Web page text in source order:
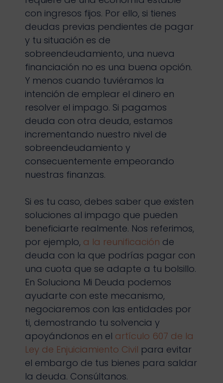
con ingresos fijos. Por ello, si tienes
deudas previas pendientes de pagar
y tu situación es de
sobreendeudamiento, una nueva
financiación no es una buena opción.
Y menos cuando tuviéramos la
intención de emplear el dinero en
resolver el impago. Si pagamos
deuda con otra deuda, estamos
incrementando nuestro nivel de
sobreendeudamiento y
consecuentemente empeorando
nuestras finanzas.
Si es tu caso, debes saber que existen
soluciones al impago que pueden
beneficiarte realmente. Nos referimos,
por ejemplo, a la reunificación de
deuda con la que podrías pagar con
una cuota que se adapte a tu bolsillo.
En Soluciona Mi Deuda podemos
ayudarte con este mecanismo,
negociaremos con las entidades por
ti, demostrando tu solvencia y
apoyándonos en el artículo 607 de la
Ley de Enjuiciamiento Civil para evitar
el embargo de tus bienes para saldar
la deuda. Consúltanos.